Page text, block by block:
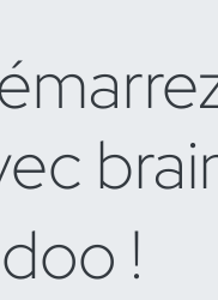
!